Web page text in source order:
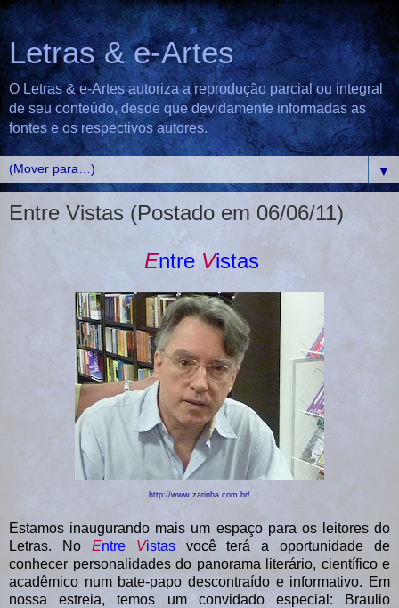
Letras & e-Artes
O Letras & e-Artes autoriza a reprodução parcial ou integral
de seu conteúdo, desde que devidamente informadas as
fontes e os respectivos autores.
▼
Entre Vistas (Postado em 06/06/11)
Entre Vistas
http://www.zarinha.com.br/
Estamos inaugurando mais um espaço para os leitores do
Letras. No Entre Vistas você terá a oportunidade de
conhecer personalidades do panorama literário, científico e
acadêmico num bate-papo descontraído e informativo. Em
nossa estreia, temos um convidado especial: Braulio